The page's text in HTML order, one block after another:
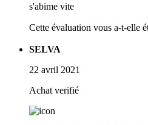
s'abime vite
Cette évaluation vous a-t-elle
SELVA
22 avril 2021
Achat verifié